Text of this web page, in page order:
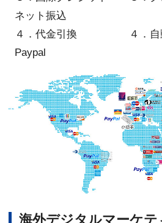
ネット振込
４．代金引換 ４．
Paypal
海外デジタルマーケテ